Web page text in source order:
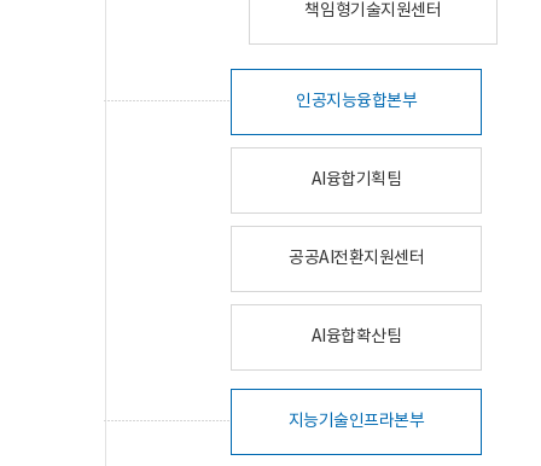
책임형기술지원센터
인공지능융합본부
AI융합기획팀
공공AI전환지원센터
AI융합확산팀
지능기술인프라본부